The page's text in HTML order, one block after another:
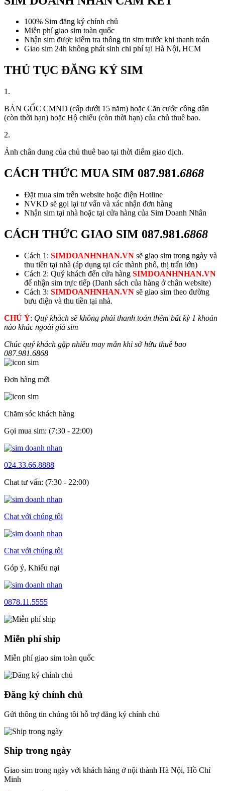
100% Sim đăng ký chính chủ
Miễn phí giao sim toàn quốc
Nhận sim được kiểm tra thông tin sim trước khi thanh toán
Giao sim 24h không phát sinh chi phí tại Hà Nội, HCM
THỦ TỤC ĐĂNG KÝ SIM
1.
BẢN GỐC CMND (cấp dưới 15 năm) hoặc Căn cước công dân
(còn thời hạn) hoặc Hộ chiếu (còn thời hạn) của chủ thuê bao.
2.
Ảnh chân dung của chủ thuê bao tại thời điểm giao dịch.
CÁCH THỨC MUA SIM 087.981.6868
Đặt mua sim trên website hoặc điện Hotline
NVKD sẽ gọi lại tư vấn và xác nhận đơn hàng
Nhận sim tại nhà hoặc tại cửa hàng của Sim Doanh Nhân
CÁCH THỨC GIAO SIM 087.981.6868
Cách 1: SIMDOANHNHAN.VN sẽ giao sim trong ngày và
thu tiền tại nhà (áp dụng tại các thành phố, thị trấn lớn)
Cách 2: Quý khách đến cửa hàng SIMDOANHNHAN.VN
để nhận sim trực tiếp (Danh sách của hàng ở chân website)
Cách 3: SIMDOANHNHAN.VN sẽ giao sim theo đường
bưu điện và thu tiền tại nhà.
CHÚ Ý: Quý khách sẽ không phải thanh toán thêm bất kỳ 1 khoản
nào khác ngoài giá sim
Chúc quý khách gặp nhiều may mắn khi sở hữu thuê bao
087.981.6868
Đơn hàng mới
Chăm sóc khách hàng
Gọi mua sim: (7:30 - 22:00)
024.33.66.8888
Chat tư vấn: (7:30 - 22:00)
Chat với chúng tôi
Chat với chúng tôi
Góp ý, Khiếu nại
0878.11.5555
Miễn phí ship
Miễn phí giao sim toàn quốc
Đăng ký chính chủ
Gửi thông tin chúng tôi hỗ trợ đăng ký chính chủ
Ship trong ngày
Giao sim trong ngày với khách hàng ở nội thành Hà Nội, Hồ Chí
Minh